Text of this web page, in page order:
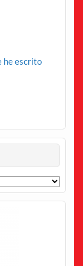
he escrito